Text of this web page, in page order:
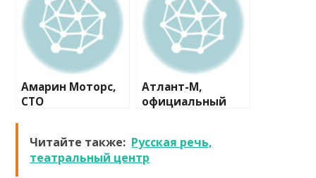
Амарин Моторс,
СТО
Атлант-М,
официальный
Читайте также: Русская речь,
театральный центр